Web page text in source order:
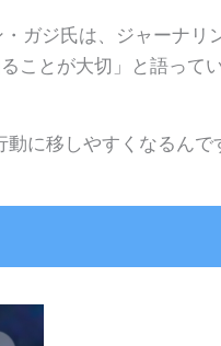
ガジ氏は、ジャーナリ
ことが大切」と語って
に移しやすくなるんで